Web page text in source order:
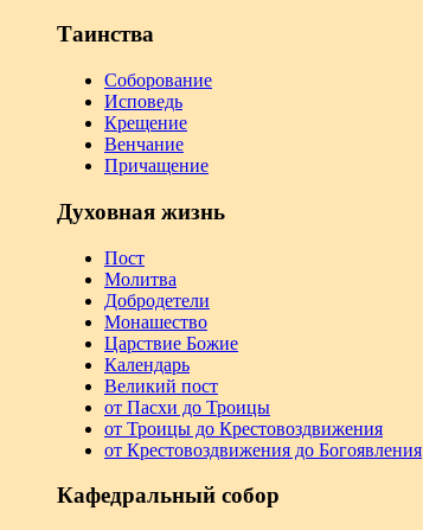
Таинства
Соборование
Исповедь
Крещение
Венчание
Причащение
Духовная жизнь
Пост
Молитва
Добродетели
Монашество
Царствие Божие
Календарь
Великий пост
от Пасхи до Троицы
от Троицы до Крестовоздвижения
от Крестовоздвижения до Богоявления
Кафедральный собор